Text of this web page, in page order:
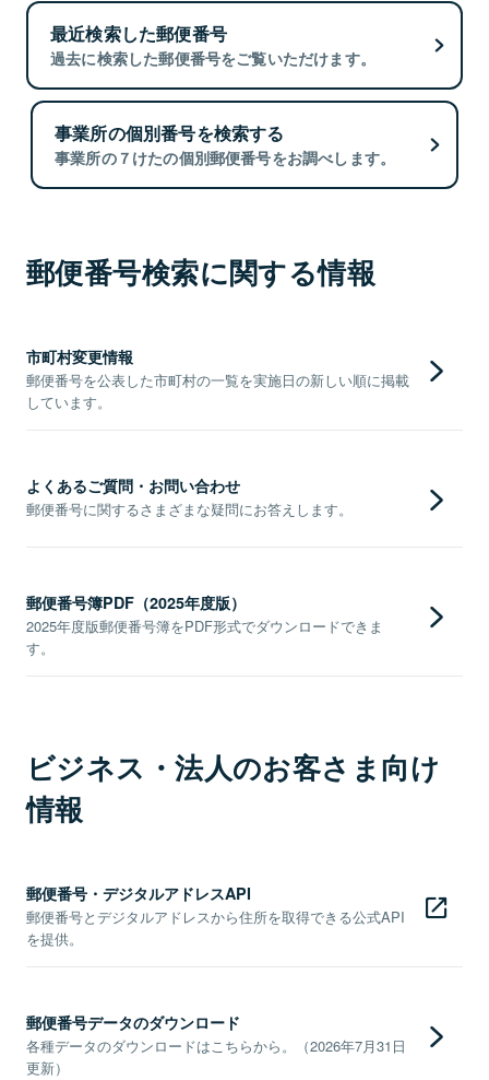
最近検索した郵便番号
過去に検索した郵便番号をご覧いただけます。
事業所の個別番号を検索する
事業所の７けたの個別郵便番号をお調べします。
郵便番号検索に関する情報
市町村変更情報
郵便番号を公表した市町村の一覧を実施日の新しい順に掲載
しています。
よくあるご質問・お問い合わせ
郵便番号に関するさまざまな疑問にお答えします。
郵便番号簿PDF（2025年度版）
2025年度版郵便番号簿をPDF形式でダウンロードできま
す。
ビジネス・法人のお客さま向け
情報
郵便番号・デジタルアドレスAPI
郵便番号とデジタルアドレスから住所を取得できる公式API
を提供。
郵便番号データのダウンロード
各種データのダウンロードはこちらから。（2026年7月31日
更新）